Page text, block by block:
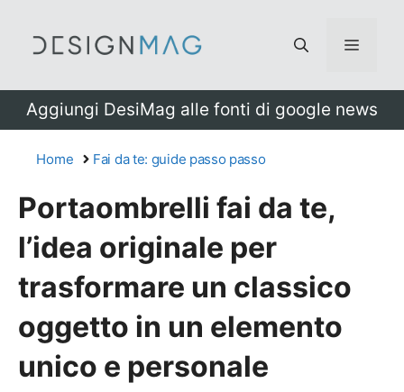
Menu
Aggiungi DesiMag alle fonti di google news
Home Fai da te: guide passo passo
Portaombrelli fai da te,
l’idea originale per
trasformare un classico
oggetto in un elemento
unico e personale